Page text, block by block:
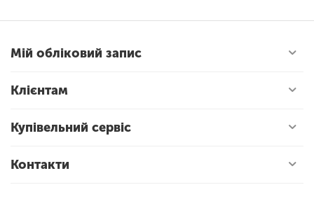
Мій обліковий запис
Клієнтам
Купівельний сервіс
Контакти